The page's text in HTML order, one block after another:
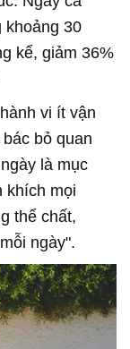
30
kể, giảm 36%
vi ít vận
bỏ quan
là mục
khích mọi
thể chất,
ngày".